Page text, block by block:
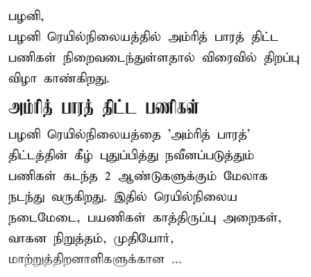
பழனி,
பழனி ரெயில்நிலையத்தில் அம்ரித் பாரத் திட்ட
பணிகள் நிறைவடைந்துள்ளதால் விரைவில் திறப்பு
விழா காண்கிறது.
அம்ரித் பாரத் திட்ட பணிகள்
பழனி ரெயில்நிலையத்தை 'அம்ரித் பாரத்'
திட்டத்தின் கீழ் புதுப்பித்து நவீனப்படுத்தும்
பணிகள் கடந்த 2 ஆண்டுகளுக்கும் மேலாக
நடந்து வருகிறது. இதில் ரெயில்நிலைய
நடைமேடை, பயணிகள் காத்திருப்பு அறைகள்,
வாகன நிறுத்தம், முதியோர்,
மாற்றுத்திறனாளிகளுக்கான ...